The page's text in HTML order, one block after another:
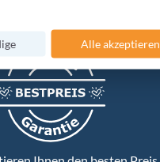
von Trusted Shops
Alle akzeptieren